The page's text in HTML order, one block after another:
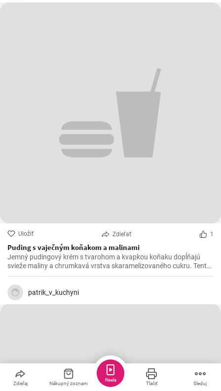
Uložiť Zdieľať 1
Puding s vaječným koňakom a malinami
Jemný pudingový krém s tvarohom a kvapkou koňaku dopĺňajú
svieže maliny a chrumkavá vrstva skaramelizovaného cukru. Tento
rýchly dezert na lyžičku očarí elegantným vzhľadom aj príjemnou
krémovosťou, ovocnou sviežosťou a sladkým chrumknutím
karamelu.patrik_v_kuchyni
Zdieľaj Nákupný zoznam Tlačiť Sleduj
Reels